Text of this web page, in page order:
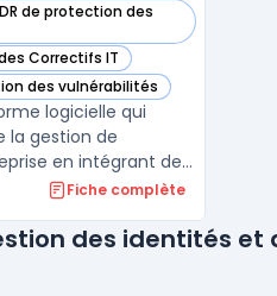
de protection des
catégorie
Correctifs IT
catégorie
des vulnérabilités
catégorie
logicielle qui
la gestion de
en intégrant des
terminaux, la
Conçue pour
organisations
Fiche complète
des identités et